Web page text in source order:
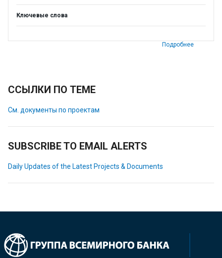
Ключевые слова
Подробнее
ССЫЛКИ ПО ТЕМЕ
См. документы по проектам
SUBSCRIBE TO EMAIL ALERTS
Daily Updates of the Latest Projects & Documents